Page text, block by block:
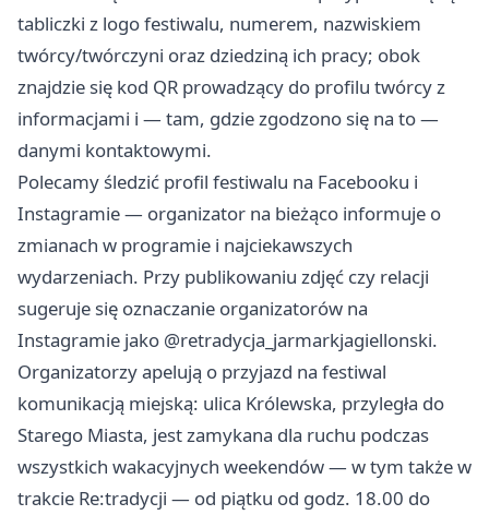
tabliczki z logo festiwalu, numerem, nazwiskiem
twórcy/twórczyni oraz dziedziną ich pracy; obok
znajdzie się kod QR prowadzący do profilu twórcy z
informacjami i — tam, gdzie zgodzono się na to —
danymi kontaktowymi.
Polecamy śledzić profil festiwalu na Facebooku i
Instagramie — organizator na bieżąco informuje o
zmianach w programie i najciekawszych
wydarzeniach. Przy publikowaniu zdjęć czy relacji
sugeruje się oznaczanie organizatorów na
Instagramie jako @retradycja_jarmarkjagiellonski.
Organizatorzy apelują o przyjazd na festiwal
komunikacją miejską: ulica Królewska, przyległa do
Starego Miasta, jest zamykana dla ruchu podczas
wszystkich wakacyjnych weekendów — w tym także w
trakcie Re:tradycji — od piątku od godz. 18.00 do